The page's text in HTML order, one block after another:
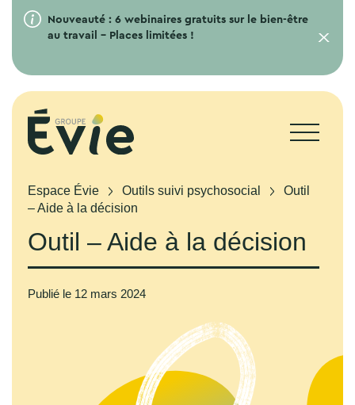
Nouveauté : 6 webinaires gratuits sur le bien-être
au travail – Places limitées !
Espace Évie Outils suivi psychosocial
Outil
– Aide à la décision
Outil – Aide à la décision
Publié le 12 mars 2024